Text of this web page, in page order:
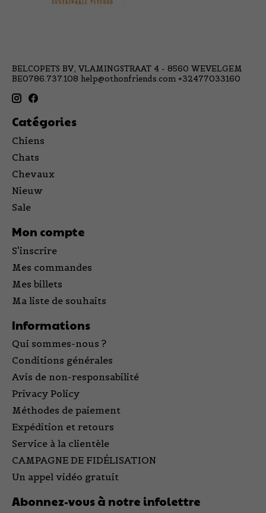
BELCOPETS BV, VLAMINGSTRAAT 4 - 8560 WEVELGEM
BE0786.737.108 help@othonfriends.com +32477033160
Catégories
Chiens
Chats
Chevaux
Nieuw
Sale
Mon compte
S'inscrire
Mes commandes
Mes billets
Ma liste de souhaits
Informations
Qui sommes-nous ?
Conditions générales
Avis de non-responsabilité
Privacy Policy
Méthodes de paiement
Expédition et retours
Service à la clientèle
CAMPAGNE DE FIDÉLISATION
Un appel vidéo gratuit
Abonnez-vous à notre infolettre